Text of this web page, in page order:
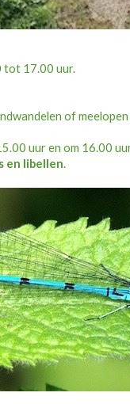
tot 17.00 uur.
of
uur en om 16.00
en libellen.